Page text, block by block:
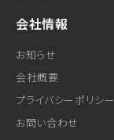
会社情報
お知らせ
会社概要
プライバシーポリシー
お問い合わせ